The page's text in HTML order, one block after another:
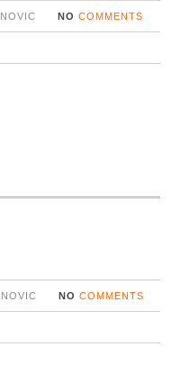
NO COMMENTS
NO COMMENTS